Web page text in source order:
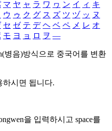
マ ヤ ャ ラ ワ ヮ ン イ ィ キ
ウ ゥ ク グ ス ズ ツ ヅ ッ ヌ
セ ゼ テ デ ヘ ベ ペ メ レ オ
モ ヨ ョ ロ ヲ ―
병음)방식으로 중국어를 변환
하시면 됩니다.
을 입력하시고 space를